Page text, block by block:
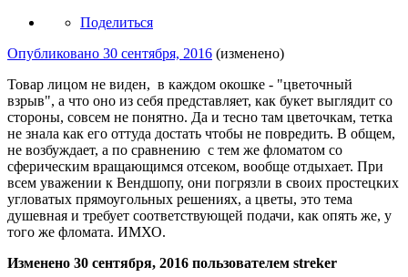
Поделиться
Опубликовано 30 сентября, 2016 (изменено)
Товар лицом не виден, в каждом окошке - "цветочный
взрыв", а что оно из себя представляет, как букет выглядит со
стороны, совсем не понятно. Да и тесно там цветочкам, тетка
не знала как его оттуда достать чтобы не повредить. В общем,
не возбуждает, а по сравнению с тем же фломатом со
сферическим вращающимся отсеком, вообще отдыхает. При
всем уважении к Вендшопу, они погрязли в своих простецких
угловатых прямоугольных решениях, а цветы, это тема
душевная и требует соответствующей подачи, как опять же, у
того же фломата. ИМХО.
Изменено 30 сентября, 2016 пользователем streker